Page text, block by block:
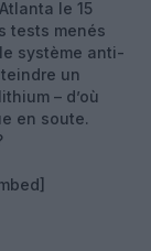
le 15
tests menés
système anti-
un
– d’où
en soute.